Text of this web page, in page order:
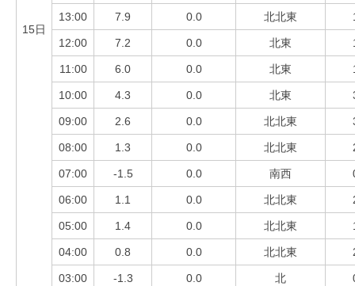
15日
13:00 7.9 0.0 北北東
12:00 7.2 0.0 北東
11:00 6.0 0.0 北東
10:00 4.3 0.0 北東
09:00 2.6 0.0 北北東
08:00 1.3 0.0 北北東
07:00 -1.5 0.0 南西
06:00 1.1 0.0 北北東
05:00 1.4 0.0 北北東
04:00 0.8 0.0 北北東
03:00 -1.3 0.0 北